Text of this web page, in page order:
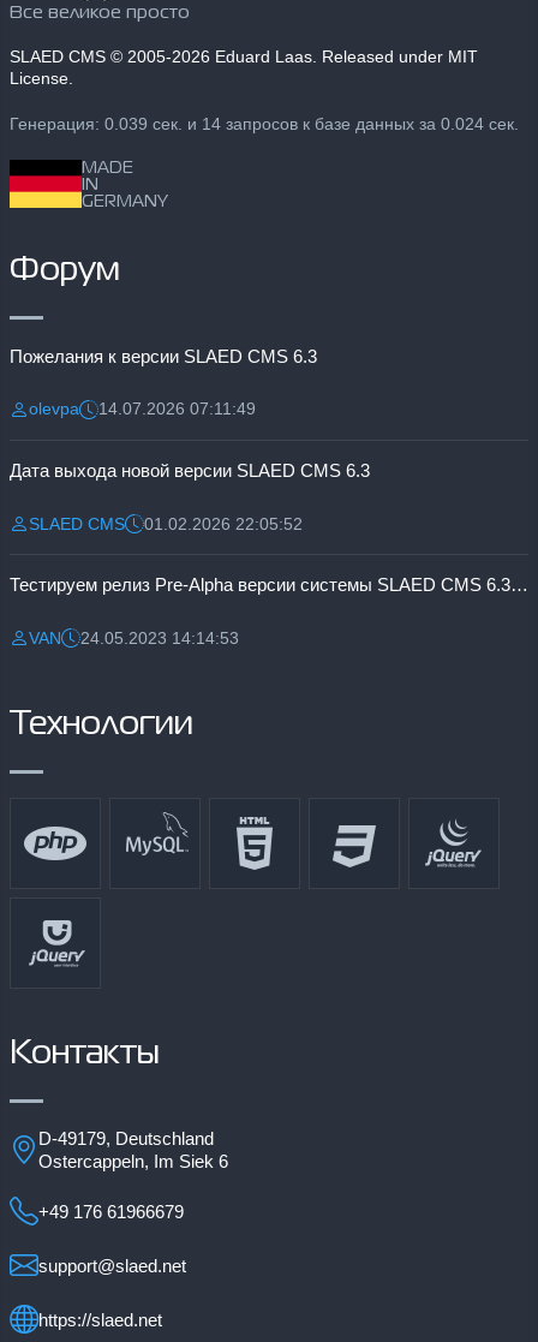
Все великое просто
SLAED CMS © 2005-2026 Eduard Laas. Released under MIT
License.
Генерация: 0.039 сек. и 14 запросов к базе данных за 0.024 сек.
MADE
IN
GERMANY
Форум
Пожелания к версии SLAED CMS 6.3
Разместил:
olevpaДата:14.07.2026 07:11:49
Дата выхода новой версии SLAED CMS 6.3
Разместил:
SLAED CMSДата:01.02.2026 22:05:52
Тестируем релиз Pre-Alpha версии системы SLAED CMS 6.3 Pro
Разместил:
VANДата:24.05.2023 14:14:53
Технологии
Контакты
D-49179, Deutschland
Ostercappeln, Im Siek 6
+49 176 61966679
support@slaed.net
https://slaed.net